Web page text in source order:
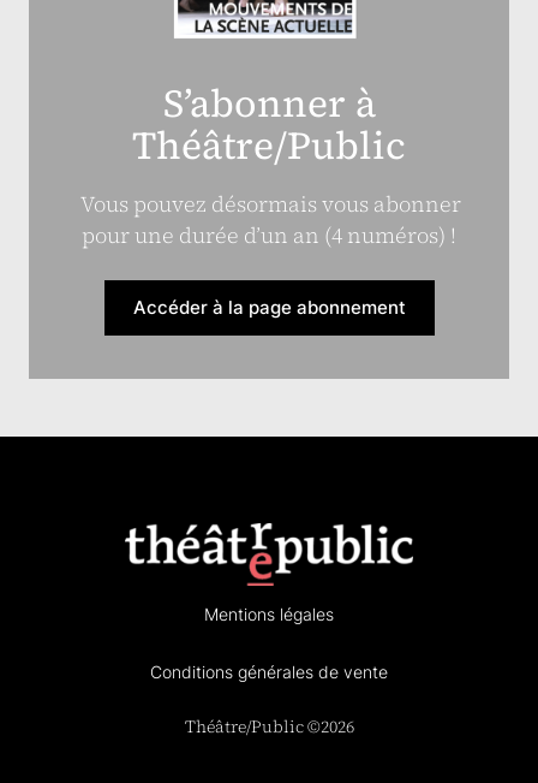
S’abonner à
Théâtre/Public
Vous pouvez désormais vous abonner
pour une durée d’un an (4 numéros) !
Accéder à la page abonnement
Mentions légales
Conditions générales de vente
Théâtre/Public ©2026